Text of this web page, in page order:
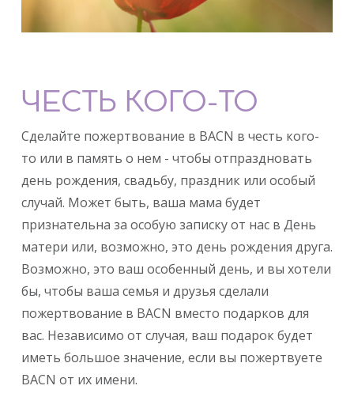
ЧЕСТЬ КОГО-ТО
Сделайте пожертвование в BACN в честь кого-
то или в память о нем - чтобы отпраздновать
день рождения, свадьбу, праздник или особый
случай. Может быть, ваша мама будет
признательна за особую записку от нас в День
матери или, возможно, это день рождения друга.
Возможно, это ваш особенный день, и вы хотели
бы, чтобы ваша семья и друзья сделали
пожертвование в BACN вместо подарков для
вас. Независимо от случая, ваш подарок будет
иметь большое значение, если вы пожертвуете
BACN от их имени.